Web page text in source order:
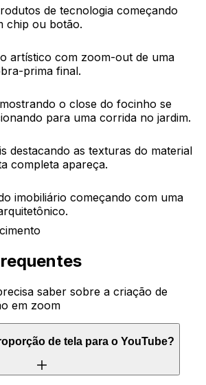
de tecnologia começando
chip ou botão.
artístico com zoom-out de uma
prima final.
o close do focinho se
para uma corrida no jardim.
destacando as texturas do material
completa apareça.
imobiliário começando com uma
saber sobre a criação de
em zoom
de tela para o YouTube?